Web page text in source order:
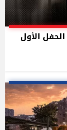
الحفل الأول